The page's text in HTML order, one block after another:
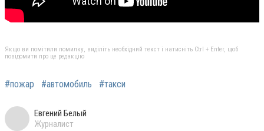
Якщо ви помітили помилку, виділіть необхідний текст і натисніть Ctrl + Enter, щоб
повідомити про це редакцію
#пожар #автомобиль #такси
Евгений Белый
Журналист